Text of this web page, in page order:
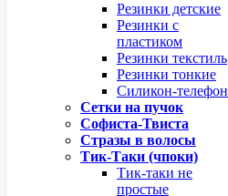
Резинки детские
Резинки с
пластиком
Резинки текстиль
Резинки тонкие
Силикон-телефон
Сетки на пучок
Софиста-Твиста
Стразы в волосы
Тик-Таки (чпоки)
Тик-таки не
простые